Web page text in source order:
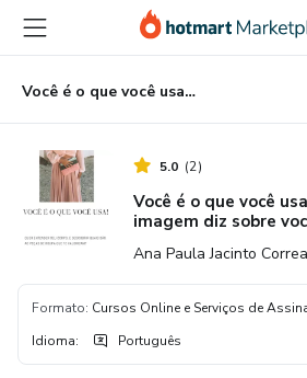
para
conteúdo
principal
para
pagamento
para
rodapé
Você é o que você usa! O que a sua imagem diz sobre você?
5.0 (2)
Você é o que você
imagem diz sobre
Ana Paula Jacinto Correa
Formato: Cursos Online e Serviços de
Idioma: Português